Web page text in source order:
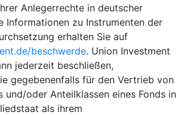
Anlegerrechte in deutscher
Informationen zu Instrumenten der
erhalten Sie auf
beschwerde. Union Investment
jederzeit beschließen,
gegebenenfalls für den Vertrieb von
und/oder Anteilklassen eines Fonds in
als ihrem